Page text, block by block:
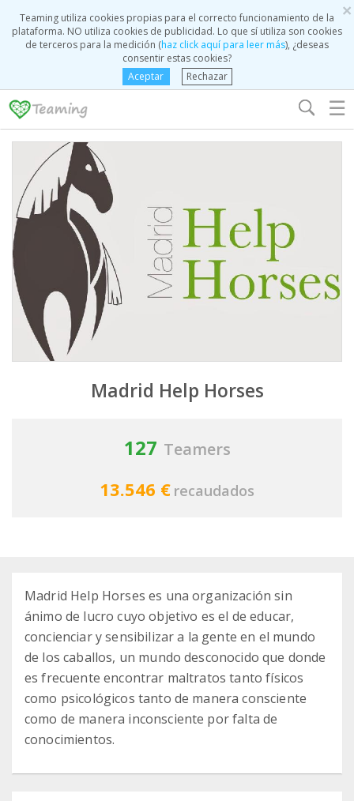
×
Teaming utiliza cookies propias para el correcto funcionamiento de la
plataforma. NO utiliza cookies de publicidad. Lo que sí utiliza son cookies
de terceros para la medición (haz click aquí para leer más), ¿deseas
consentir estas cookies?
Aceptar
Rechazar
☰
Madrid Help Horses
127 Teamers
13.546 € recaudados
Madrid Help Horses es una organización sin
ánimo de lucro cuyo objetivo es el de educar,
concienciar y sensibilizar a la gente en el mundo
de los caballos, un mundo desconocido que donde
es frecuente encontrar maltratos tanto físicos
como psicológicos tanto de manera consciente
como de manera inconsciente por falta de
conocimientos.